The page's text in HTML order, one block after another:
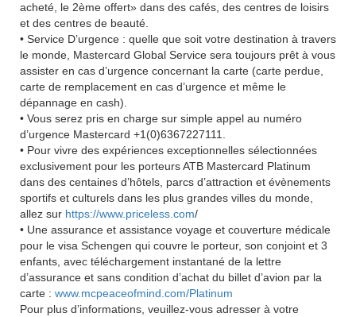
acheté, le 2ème offert» dans des cafés, des centres de loisirs
et des centres de beauté.
• Service D’urgence : quelle que soit votre destination à travers
le monde, Mastercard Global Service sera toujours prêt à vous
assister en cas d’urgence concernant la carte (carte perdue,
carte de remplacement en cas d’urgence et même le
dépannage en cash).
• Vous serez pris en charge sur simple appel au numéro
d’urgence Mastercard +1(0)6367227111.
• Pour vivre des expériences exceptionnelles sélectionnées
exclusivement pour les porteurs ATB Mastercard Platinum
dans des centaines d’hôtels, parcs d’attraction et évènements
sportifs et culturels dans les plus grandes villes du monde,
allez sur https://www.priceless.com/
• Une assurance et assistance voyage et couverture médicale
pour le visa Schengen qui couvre le porteur, son conjoint et 3
enfants, avec téléchargement instantané de la lettre
d’assurance et sans condition d’achat du billet d’avion par la
carte : www.mcpeaceofmind.com/Platinum
Pour plus d’informations, veuillez-vous adresser à votre